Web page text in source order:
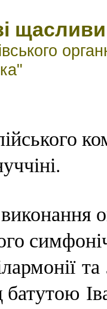
батутою